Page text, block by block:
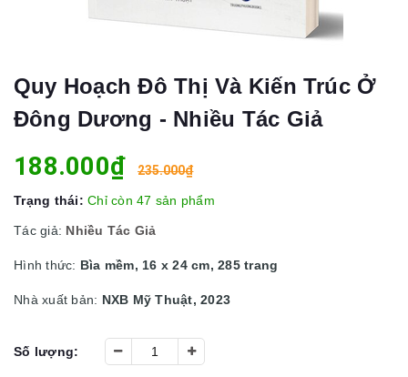
Quy Hoạch Đô Thị Và Kiến Trúc Ở
Đông Dương - Nhiều Tác Giả
188.000₫ 235.000₫
Trạng thái: Chỉ còn 47 sản phẩm
Tác giả: Nhiều Tác Giả
Hình thức: Bìa mềm, 16 x 24 cm, 285 trang
Nhà xuất bản: NXB Mỹ Thuật, 2023
Số lượng: